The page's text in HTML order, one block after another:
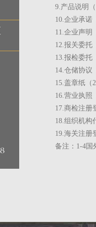
9.产品说明
10.企业承诺
11.企业声明
12.报关委托
13.报检委托
14.仓储协议
15.盖章纸（
16.营业执照
17.商检注册
18.组织机构
19.海关注册
备注： 1-4 国